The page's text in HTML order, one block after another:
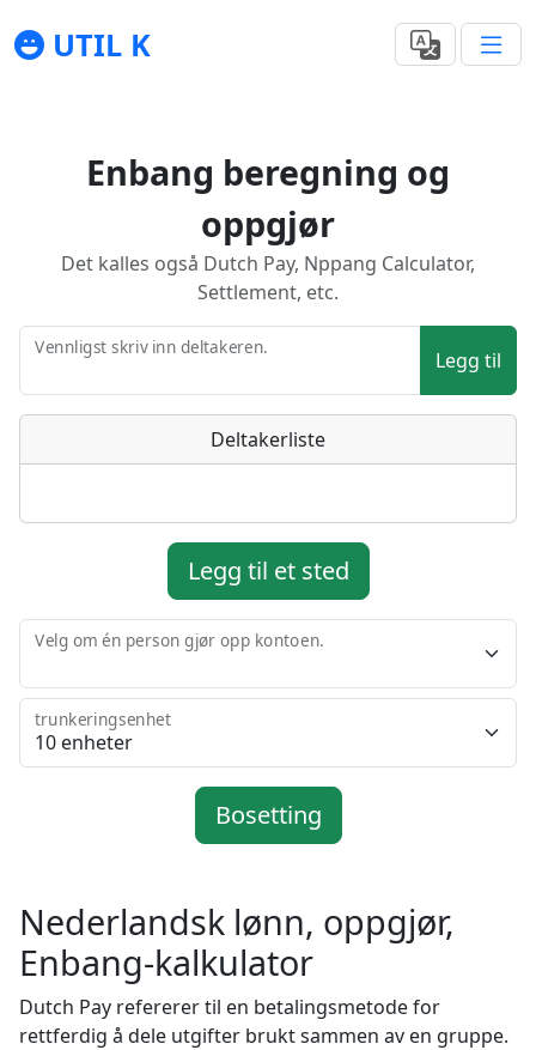
UTIL K
Enbang beregning og
oppgjør
Det kalles også Dutch Pay, Nppang Calculator,
Settlement, etc.
Vennligst skriv inn deltakeren.
Legg til
Deltakerliste
Legg til et sted
Velg om én person gjør opp kontoen.
trunkeringsenhet
Bosetting
Nederlandsk lønn, oppgjør,
Enbang-kalkulator
Dutch Pay refererer til en betalingsmetode for
rettferdig å dele utgifter brukt sammen av en gruppe.